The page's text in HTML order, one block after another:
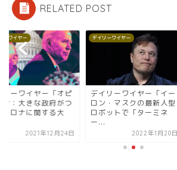
RELATED POST
ーワイヤー
リーワイヤー「オピ
ン：大きな政府がつ
コロナに関する大
2021年12月24日
デイリーワイヤー
デイリーワイヤー「イー
ロン・マスクの最新人型
ロボットで「ターミネ
ー...
2022年1月20日